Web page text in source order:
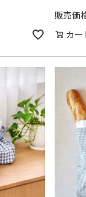
販売価
カー